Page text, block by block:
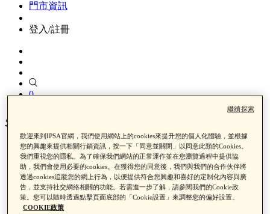
門市資訊
登入/註冊
0
智慧調光妝前乳
首頁
產品類別
彩妝
妝前乳
智慧調光妝前乳
歡迎來到IPSA官網，我們使用網站上的cookies來提升您的個人化體驗，並根據
您的興趣來提供相關行銷資訊，按一下「同意並關閉」以同意此類的Cookies。
我們重視您的隱私。為了確保我們網站的正常運作並在您瀏覽過程中提供協
助，我們會使用必要的cookies。在獲得您的同意後，我們與我們的合作伙伴將
透過cookies追蹤您的網上行為，以便提供符合您興趣和喜好的定制化內容與廣
告，並支持社交網絡相關的功能。若需進一步了解，請參閱我們的Cookie政
策。您可以隨時透過點擊頁面底部的「Cookie設置」來調整您的偏好設置。
COOKIE政策
繼續探索